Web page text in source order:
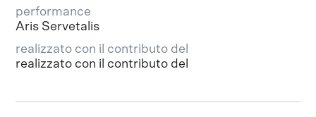
performance
Aris Servetalis
realizzato con il contributo del
realizzato con il contributo del